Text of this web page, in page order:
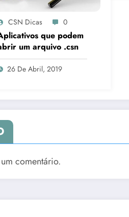
CSN Dicas 0
que podem
um arquivo .csn
26 De Abril, 2019
comentário.